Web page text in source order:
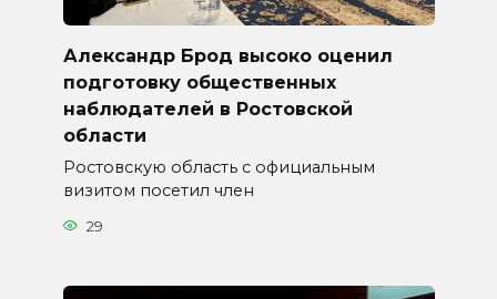
Александр Брод высоко оценил
подготовку общественных
наблюдателей в Ростовской
области
Ростовскую область с официальным
визитом посетил член
29